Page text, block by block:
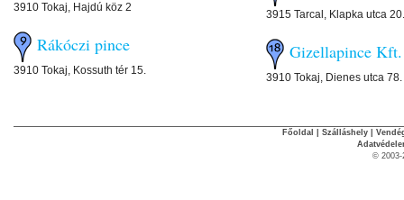
3910 Tokaj, Hajdú köz 2
Rákóczi pince
3910 Tokaj, Kossuth tér 15.
3915 Tarcal, Klapka utca 20.
Gizellapince Kft.
3910 Tokaj, Dienes utca 78.
Főoldal Szálláshely
© 2003-